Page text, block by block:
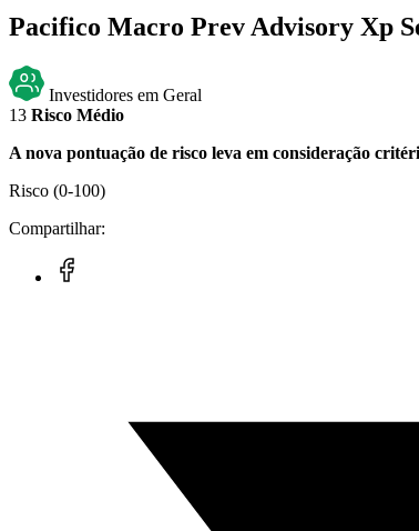
Pacifico Macro Prev Advisory Xp
Investidores em Geral
13 Risco Médio
A nova pontuação de risco leva em consideração
Risco (0-100)
Compartilhar: